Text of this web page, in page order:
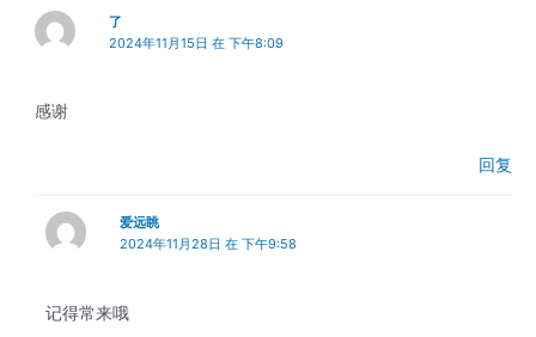
了
2024年11月15日 在 下午8:09
感谢
回复
爱远眺
2024年11月28日 在 下午9:58
记得常来哦